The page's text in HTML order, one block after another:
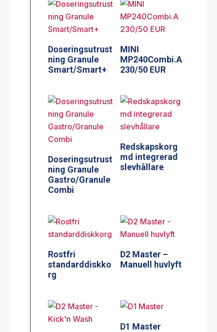
Doseringsutrust
ning Granule
Smart/Smart+
MINI
MP240Combi.A
230/50 EUR
Doseringsutrust
ning Granule
Gastro/Granule
Combi
Redskapskorg
md integrerad
slevhållare
Rostfri
standarddiskko
rg
D2 Master –
Manuell huvlyft
D1 Master